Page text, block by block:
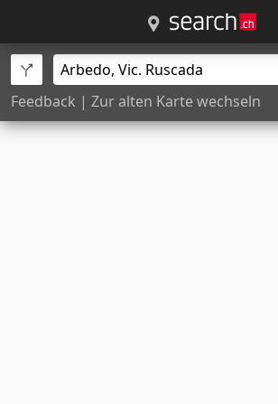
Feedback | Zur alten Karte wechseln